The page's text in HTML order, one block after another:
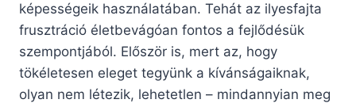
képességeik használatában. Tehát az ilyesfajta
frusztráció életbevágóan fontos a fejlődésük
szempontjából. Először is, mert az, hogy
tökéletesen eleget tegyünk a kívánságaiknak,
olyan nem létezik, lehetetlen – mindannyian meg